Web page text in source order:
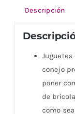
Descripción
conejo
poner
de
como